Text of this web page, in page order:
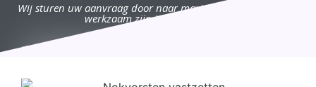
Wij sturen uw aanvraag door naar maximaal 4 bedrijven die
werkzaam zijn in uw omgeving.